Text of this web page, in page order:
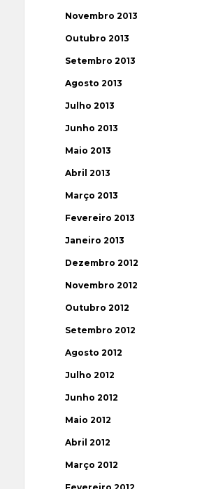
Novembro 2013
Outubro 2013
Setembro 2013
Agosto 2013
Julho 2013
Junho 2013
Maio 2013
Abril 2013
Março 2013
Fevereiro 2013
Janeiro 2013
Dezembro 2012
Novembro 2012
Outubro 2012
Setembro 2012
Agosto 2012
Julho 2012
Junho 2012
Maio 2012
Abril 2012
Março 2012